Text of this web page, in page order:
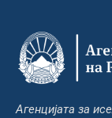
Агенцијата за